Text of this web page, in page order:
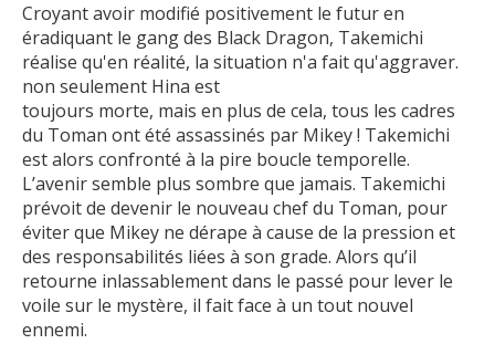
Croyant avoir modifié positivement le futur en
éradiquant le gang des Black Dragon, Takemichi
réalise qu'en réalité, la situation n'a fait qu'aggraver.
non seulement Hina est
toujours morte, mais en plus de cela, tous les cadres
du Toman ont été assassinés par Mikey ! Takemichi
est alors confronté à la pire boucle temporelle.
L’avenir semble plus sombre que jamais. Takemichi
prévoit de devenir le nouveau chef du Toman, pour
éviter que Mikey ne dérape à cause de la pression et
des responsabilités liées à son grade. Alors qu’il
retourne inlassablement dans le passé pour lever le
voile sur le mystère, il fait face à un tout nouvel
ennemi.